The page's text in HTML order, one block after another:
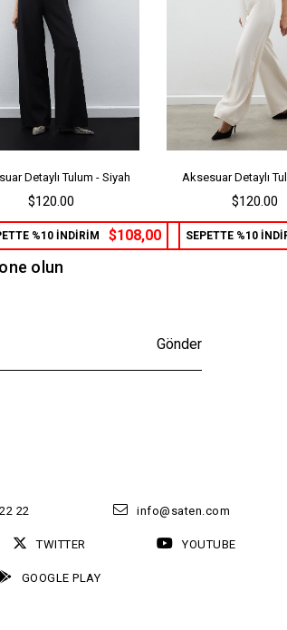
Detaylı Tulum - Siyah
$120.00
%10 İNDİRİM $108,00
Aksesuar Detaylı
$120.00
SEPETTE %10
olun
Gönder
22 info@saten.com
TWITTER YOUTUBE
GOOGLE PLAY